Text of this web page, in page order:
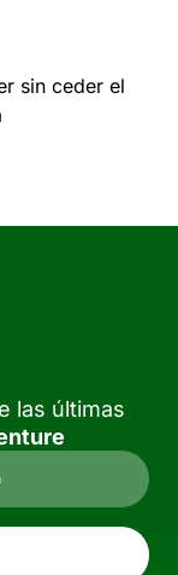
sin ceder el
las últimas